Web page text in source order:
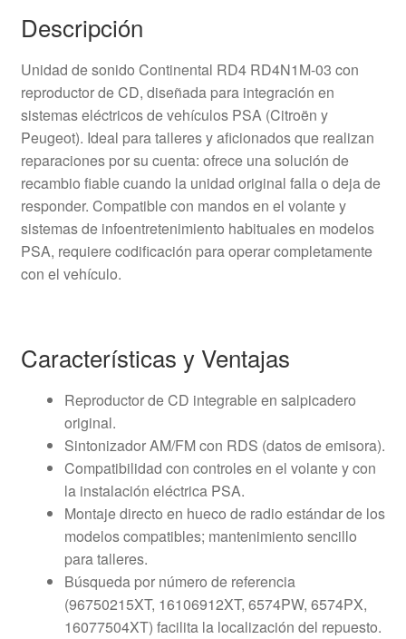
Descripción
Unidad de sonido Continental RD4 RD4N1M-03 con
reproductor de CD, diseñada para integración en
sistemas eléctricos de vehículos PSA (Citroën y
Peugeot). Ideal para talleres y aficionados que realizan
reparaciones por su cuenta: ofrece una solución de
recambio fiable cuando la unidad original falla o deja de
responder. Compatible con mandos en el volante y
sistemas de infoentretenimiento habituales en modelos
PSA, requiere codificación para operar completamente
con el vehículo.
Características y Ventajas
Reproductor de CD integrable en salpicadero
original.
Sintonizador AM/FM con RDS (datos de emisora).
Compatibilidad con controles en el volante y con
la instalación eléctrica PSA.
Montaje directo en hueco de radio estándar de los
modelos compatibles; mantenimiento sencillo
para talleres.
Búsqueda por número de referencia
(96750215XT, 16106912XT, 6574PW, 6574PX,
16077504XT) facilita la localización del repuesto.